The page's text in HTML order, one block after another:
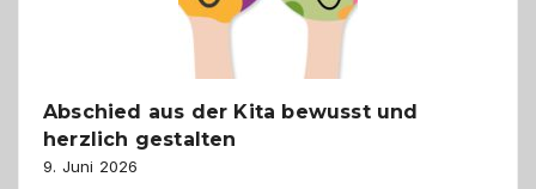
Abschied aus der Kita bewusst und
herzlich gestalten
9. Juni 2026